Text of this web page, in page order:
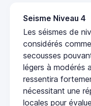
Seisme Niveau 4
Les séismes de
considérés
secousses
légers à modérés
ressentira
nécessitant une
locales pour